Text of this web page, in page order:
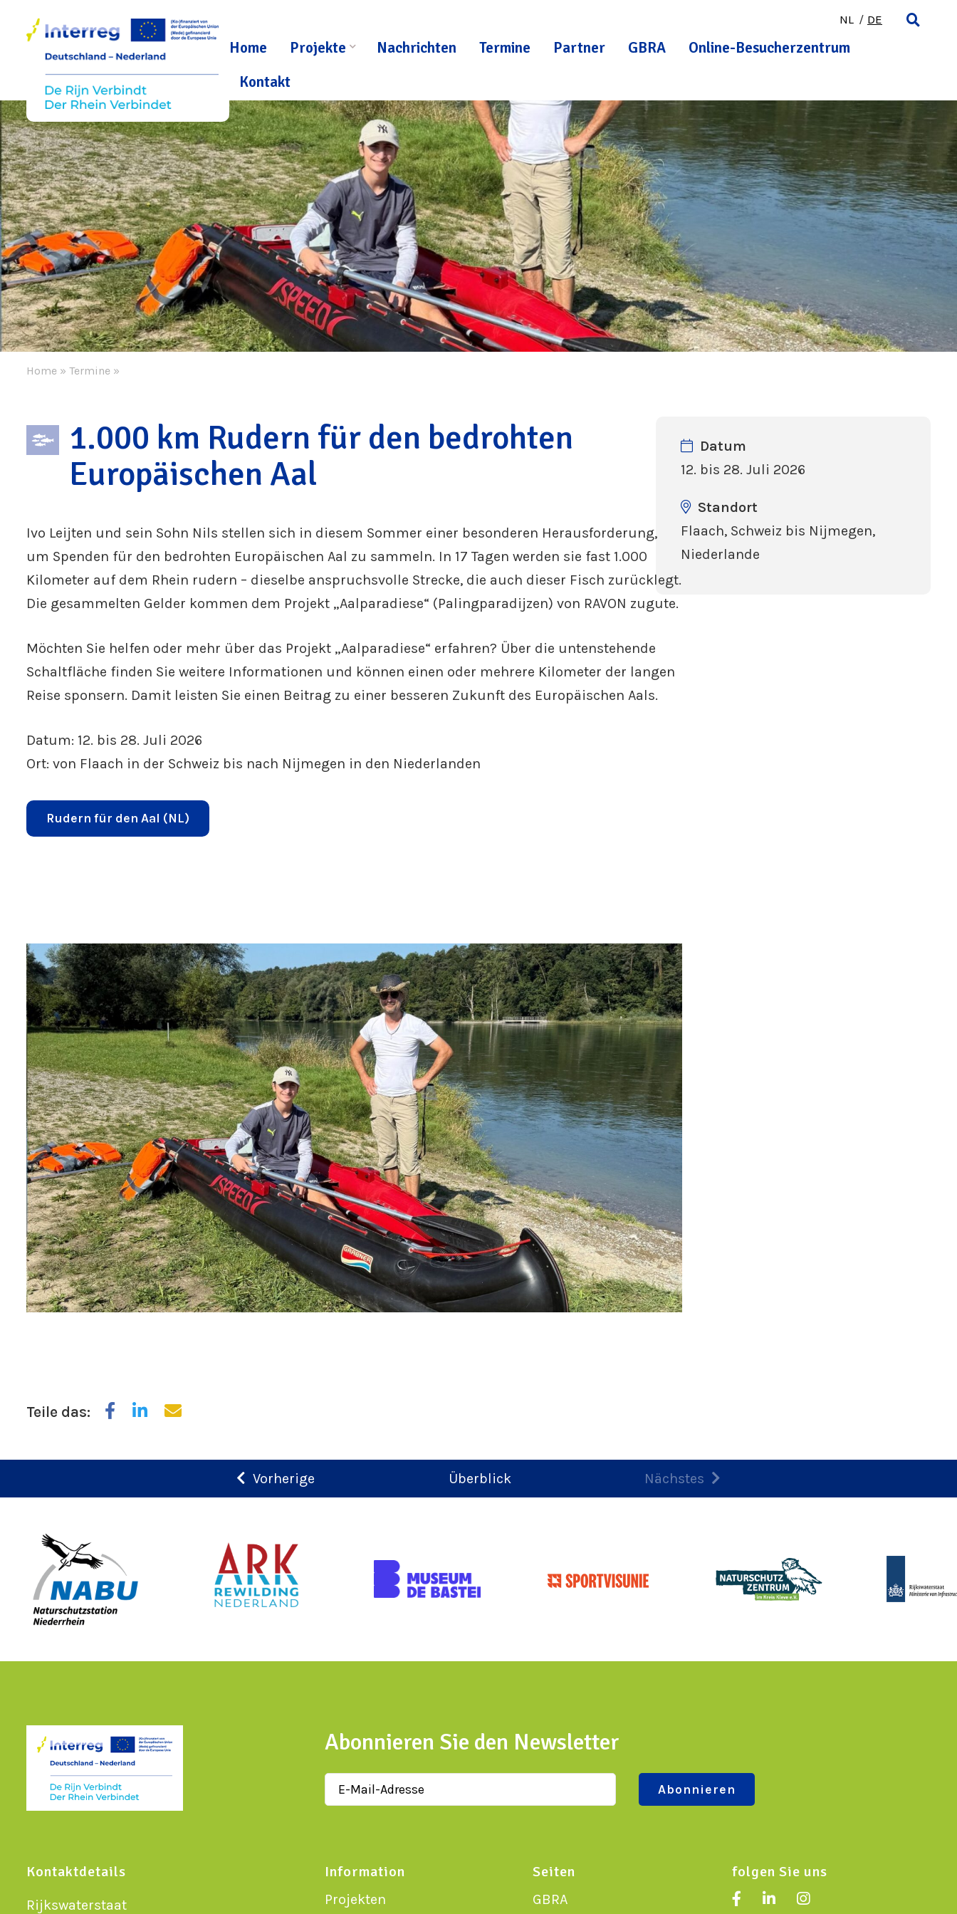
Home Projekte Nachrichten Termine Partner GBRA
Online-Besucherzentrum
Kontakt
NL DE
Home » Termine »
1.000 km Rudern für den bedrohten
Europäischen Aal
Datum
12. bis 28. Juli 2026
Standort
Flaach, Schweiz bis Nijmegen,
Niederlande
Ivo Leijten und sein Sohn Nils stellen sich in diesem Sommer einer besonderen Herausforderung,
um Spenden für den bedrohten Europäischen Aal zu sammeln. In 17 Tagen werden sie fast 1.000
Kilometer auf dem Rhein rudern – dieselbe anspruchsvolle Strecke, die auch dieser Fisch zurücklegt.
Die gesammelten Gelder kommen dem Projekt „Aalparadiese“ (Palingparadijzen) von RAVON zugute.
Möchten Sie helfen oder mehr über das Projekt „Aalparadiese“ erfahren? Über die untenstehende
Schaltfläche finden Sie weitere Informationen und können einen oder mehrere Kilometer der langen
Reise sponsern. Damit leisten Sie einen Beitrag zu einer besseren Zukunft des Europäischen Aals.
Datum: 12. bis 28. Juli 2026
Ort: von Flaach in der Schweiz bis nach Nijmegen in den Niederlanden
Rudern für den Aal (NL)
Teile das:
Vorherige Überblick Nächstes
Abonnieren Sie den Newsletter
Kontaktdetails
Rijkswaterstaat
Information
Projekten
Seiten
GBRA
folgen Sie uns